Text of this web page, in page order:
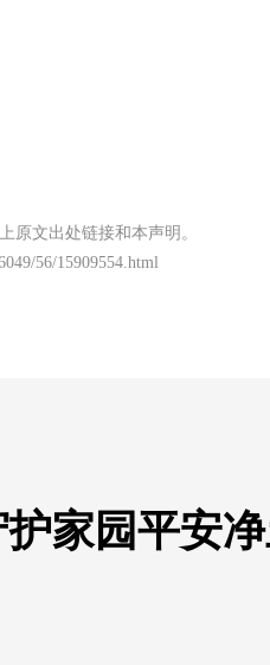
原文出处链接和本声明。
56/15909554.html
家园平安